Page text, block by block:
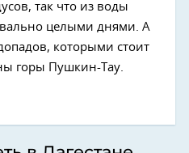
так что из воды
целыми днями. А
которыми стоит
горы Пушкин-Тау.